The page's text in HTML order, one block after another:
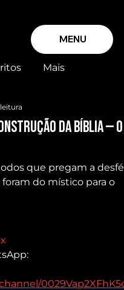
MENU
Mais
da BÍBLIA —
que pregam a
do místico para o